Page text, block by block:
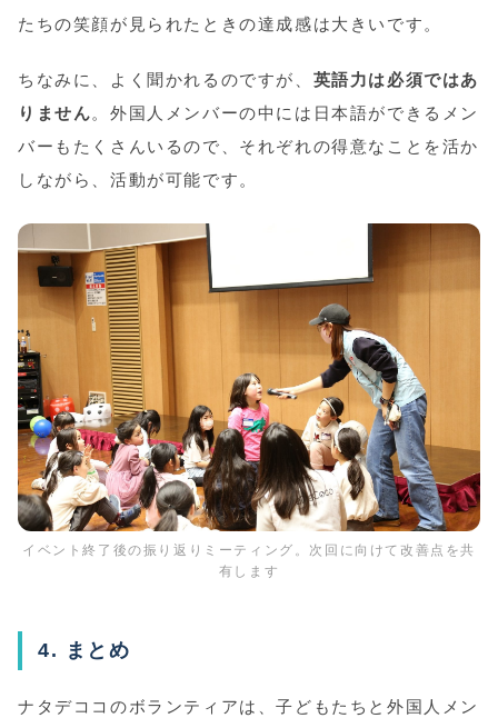
たちの笑顔が見られたときの達成感は大きいです。
ちなみに、よく聞かれるのですが、 英語力は必須ではあ
りません。外国人メンバーの中には日本語ができるメン
バーもたくさんいるので、それぞれの得意なことを活か
しながら、活動が可能です。
イベント終了後の振り返りミーティング。次回に向けて改善点を共
有します
4. まとめ
ナタデココのボランティアは、子どもたちと外国人メン